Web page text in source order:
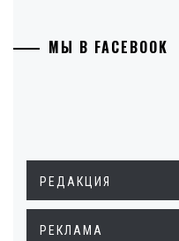
МЫ В FACEBOOK
РЕДАКЦИЯ
РЕКЛАМА